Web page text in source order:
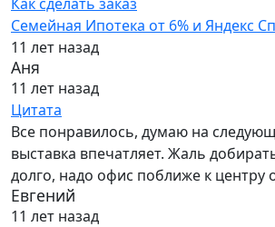
Семейная Ипотека от 6% и Яндекс
11 лет назад
Аня
11 лет назад
Цитата
Все понравилось, думаю на
выставка впечатляет. Жаль
долго, надо офис поближе к центру
Евгений
11 лет назад